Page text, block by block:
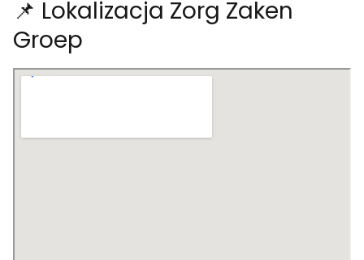
📌 Lokalizacja Zorg Zaken
Groep